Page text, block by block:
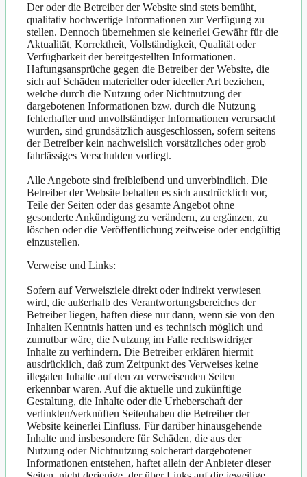
Der oder die Betreiber der Website sind stets bemüht,
qualitativ hochwertige Informationen zur Verfügung zu
stellen. Dennoch übernehmen sie keinerlei Gewähr für die
Aktualität, Korrektheit, Vollständigkeit, Qualität oder
Verfügbarkeit der bereitgestellten Informationen.
Haftungsansprüche gegen die Betreiber der Website, die
sich auf Schäden materieller oder ideeller Art beziehen,
welche durch die Nutzung oder Nichtnutzung der
dargebotenen Informationen bzw. durch die Nutzung
fehlerhafter und unvollständiger Informationen verursacht
wurden, sind grundsätzlich ausgeschlossen, sofern seitens
der Betreiber kein nachweislich vorsätzliches oder grob
fahrlässiges Verschulden vorliegt.
Alle Angebote sind freibleibend und unverbindlich. Die
Betreiber der Website behalten es sich ausdrücklich vor,
Teile der Seiten oder das gesamte Angebot ohne
gesonderte Ankündigung zu verändern, zu ergänzen, zu
löschen oder die Veröffentlichung zeitweise oder endgültig
einzustellen.
Verweise und Links:
Sofern auf Verweisziele direkt oder indirekt verwiesen
wird, die außerhalb des Verantwortungsbereiches der
Betreiber liegen, haften diese nur dann, wenn sie von den
Inhalten Kenntnis hatten und es technisch möglich und
zumutbar wäre, die Nutzung im Falle rechtswidriger
Inhalte zu verhindern. Die Betreiber erklären hiermit
ausdrücklich, daß zum Zeitpunkt des Verweises keine
illegalen Inhalte auf den zu verweisenden Seiten
erkennbar waren. Auf die aktuelle und zukünftige
Gestaltung, die Inhalte oder die Urheberschaft der
verlinkten/verknüften Seitenhaben die Betreiber der
Website keinerlei Einfluss. Für darüber hinausgehende
Inhalte und insbesondere für Schäden, die aus der
Nutzung oder Nichtnutzung solcherart dargebotener
Informationen entstehen, haftet allein der Anbieter dieser